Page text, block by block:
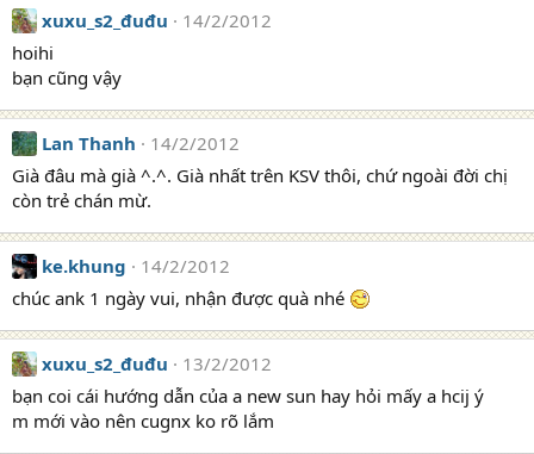
xuxu_s2_đuđu
14/2/2012
hoihi
bạn cũng vậy
Lan Thanh
14/2/2012
Già đâu mà già ^.^. Già nhất trên KSV thôi, chứ ngoài đời chị
còn trẻ chán mừ.
ke.khung
14/2/2012
chúc ank 1 ngày vui, nhận được quà nhé
xuxu_s2_đuđu
13/2/2012
bạn coi cái hướng dẫn của a new sun hay hỏi mấy a hcij ý
m mới vào nên cugnx ko rõ lắm